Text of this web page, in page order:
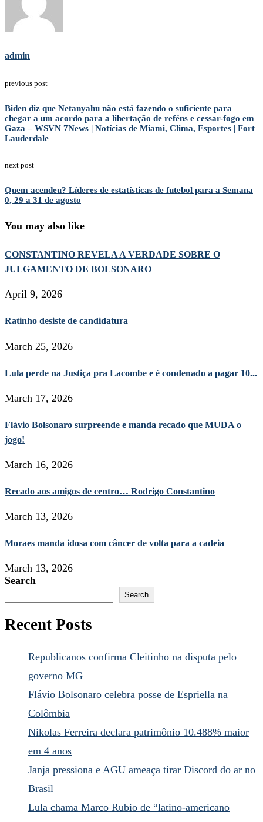
admin
previous post
Biden diz que Netanyahu não está fazendo o suficiente para
chegar a um acordo para a libertação de reféns e cessar-fogo em
Gaza – WSVN 7News | Notícias de Miami, Clima, Esportes | Fort
Lauderdale
next post
Quem acendeu? Líderes de estatísticas de futebol para a Semana
0, 29 a 31 de agosto
You may also like
CONSTANTINO REVELA A VERDADE SOBRE O
JULGAMENTO DE BOLSONARO
April 9, 2026
Ratinho desiste de candidatura
March 25, 2026
Lula perde na Justiça pra Lacombe e é condenado a pagar 10...
March 17, 2026
Flávio Bolsonaro surpreende e manda recado que MUDA o
jogo!
March 16, 2026
Recado aos amigos de centro… Rodrigo Constantino
March 13, 2026
Moraes manda idosa com câncer de volta para a cadeia
March 13, 2026
Search
Search
Recent Posts
Republicanos confirma Cleitinho na disputa pelo
governo MG
Flávio Bolsonaro celebra posse de Espriella na
Colômbia
Nikolas Ferreira declara patrimônio 10.488% maior
em 4 anos
Janja pressiona e AGU ameaça tirar Discord do ar no
Brasil
Lula chama Marco Rubio de “latino-americano